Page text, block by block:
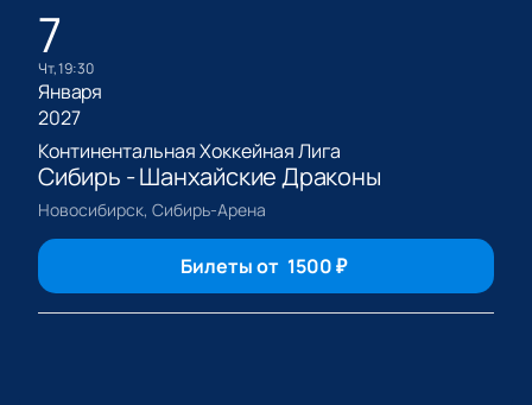
7
чт, 19:30
Января
2027
Континентальная Хоккейная Лига
Сибирь - Шанхайские Драконы
Новосибирск, Сибирь-Арена
Билеты от 1500₽